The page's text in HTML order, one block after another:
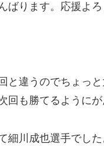
ばります。応援よろ
と違うのでちょっ
も勝てるように
川成也選手でした